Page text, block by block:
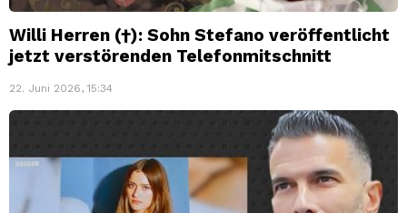
Willi Herren (†): Sohn Stefano veröffentlicht
jetzt verstörenden Telefonmitschnitt
22. Juni 2026, 15:34